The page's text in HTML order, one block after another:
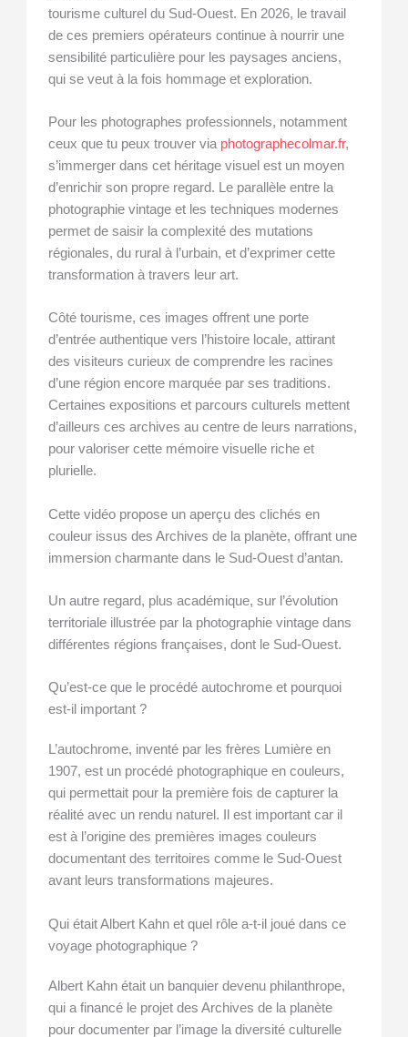
tourisme culturel du Sud-Ouest. En 2026, le travail
de ces premiers opérateurs continue à nourrir une
sensibilité particulière pour les paysages anciens,
qui se veut à la fois hommage et exploration.
Pour les photographes professionnels, notamment
ceux que tu peux trouver via photographecolmar.fr,
s’immerger dans cet héritage visuel est un moyen
d’enrichir son propre regard. Le parallèle entre la
photographie vintage et les techniques modernes
permet de saisir la complexité des mutations
régionales, du rural à l’urbain, et d’exprimer cette
transformation à travers leur art.
Côté tourisme, ces images offrent une porte
d’entrée authentique vers l’histoire locale, attirant
des visiteurs curieux de comprendre les racines
d’une région encore marquée par ses traditions.
Certaines expositions et parcours culturels mettent
d’ailleurs ces archives au centre de leurs narrations,
pour valoriser cette mémoire visuelle riche et
plurielle.
Cette vidéo propose un aperçu des clichés en
couleur issus des Archives de la planète, offrant une
immersion charmante dans le Sud-Ouest d’antan.
Un autre regard, plus académique, sur l’évolution
territoriale illustrée par la photographie vintage dans
différentes régions françaises, dont le Sud-Ouest.
Qu’est-ce que le procédé autochrome et pourquoi
est-il important ?
L’autochrome, inventé par les frères Lumière en
1907, est un procédé photographique en couleurs,
qui permettait pour la première fois de capturer la
réalité avec un rendu naturel. Il est important car il
est à l’origine des premières images couleurs
documentant des territoires comme le Sud-Ouest
avant leurs transformations majeures.
Qui était Albert Kahn et quel rôle a-t-il joué dans ce
voyage photographique ?
Albert Kahn était un banquier devenu philanthrope,
qui a financé le projet des Archives de la planète
pour documenter par l’image la diversité culturelle